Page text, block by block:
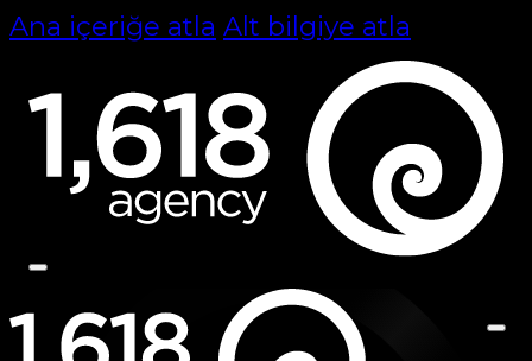
Ana içeriğe atla Alt bilgiye atla